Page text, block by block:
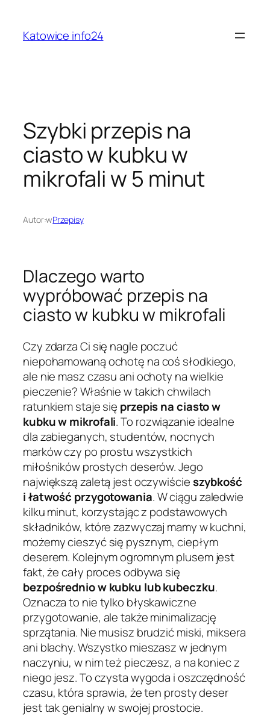
treściKatowice info24
Szybki przepis na
ciasto w kubku w
mikrofali w 5 minut
Autor:wPrzepisy
Dlaczego warto
wypróbować przepis na
ciasto w kubku w mikrofali
Czy zdarza Ci się nagle poczuć
niepohamowaną ochotę na coś słodkiego,
ale nie masz czasu ani ochoty na wielkie
pieczenie? Właśnie w takich chwilach
ratunkiem staje się przepis na ciasto w
kubku w mikrofali. To rozwiązanie idealne
dla zabieganych, studentów, nocnych
marków czy po prostu wszystkich
miłośników prostych deserów. Jego
największą zaletą jest oczywiścieszybkość
i łatwość przygotowania. W ciągu zaledwie
kilku minut, korzystając z podstawowych
składników, które zazwyczaj mamy w kuchni,
możemy cieszyć się pysznym, ciepłym
deserem. Kolejnym ogromnym plusem jest
fakt, że cały proces odbywa się
bezpośrednio w kubku lub kubeczku.
Oznacza to nie tylko błyskawiczne
przygotowanie, ale także minimalizację
sprzątania. Nie musisz brudzić miski, miksera
ani blachy. Wszystko mieszasz w jednym
naczyniu, w nim też pieczesz, a na koniec z
niego jesz. To czysta wygoda i oszczędność
czasu, która sprawia, że ten prosty deser
jest tak genialny w swojej prostocie.